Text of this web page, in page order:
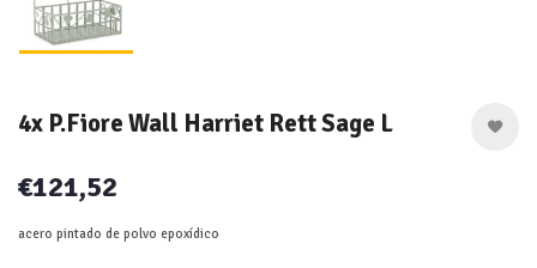
4x P.Fiore Wall Harriet Rett Sage L
€121,52
acero pintado de polvo epoxídico